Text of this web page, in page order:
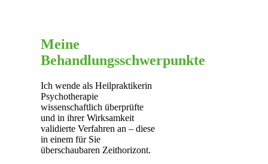
Meine
Behandlungsschwerpunkte
Ich wende als Heilpraktikerin
Psychotherapie
wissenschaftlich überprüfte
und in ihrer Wirksamkeit
validierte Verfahren an – diese
in einem für Sie
überschaubaren Zeithorizont.